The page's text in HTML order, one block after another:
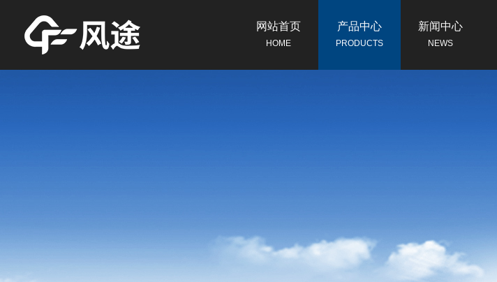
网站首页
HOME
产品中心
PRODUCTS
新闻中心
NEWS